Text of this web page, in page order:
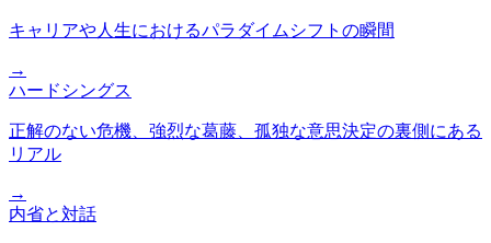
キャリアや人生におけるパラダイムシフトの瞬間
→
ハードシングス
正解のない危機、強烈な葛藤、孤独な意思決定の裏側にある
リアル
→
内省と対話